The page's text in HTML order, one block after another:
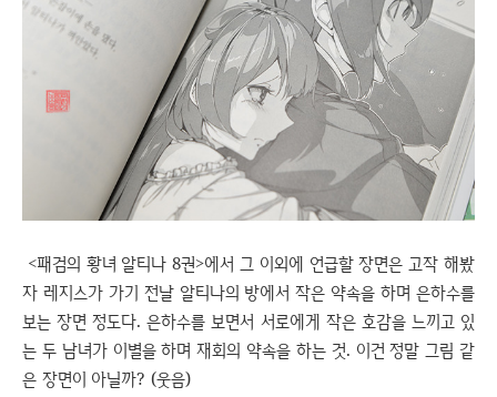
<패검의 황녀 알티나 8권>에서 그 이외에 언급할 장면은 고작 해봤
자 레지스가 가기 전날 알티나의 방에서 작은 약속을 하며 은하수를
보는 장면 정도다. 은하수를 보면서 서로에게 작은 호감을 느끼고 있
는 두 남녀가 이별을 하며 재회의 약속을 하는 것. 이건 정말 그림 같
은 장면이 아닐까? (웃음)